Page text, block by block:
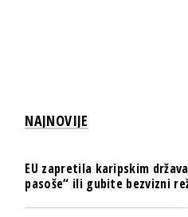
NAJNOVIJE
EU zapretila karipskim
pasoše“ ili gubite bezvizni